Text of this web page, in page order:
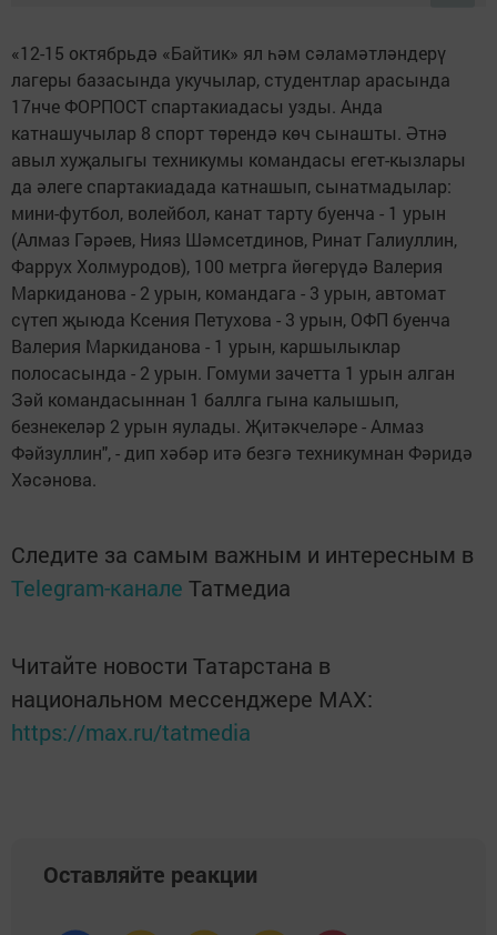
«12-15 октябрьдә «Байтик» ял һәм сәламәтләндерү
лагеры базасында укучылар, студентлар арасында
17нче ФОРПОСТ спартакиадасы узды. Анда
катнашучылар 8 спорт төрендә көч сынашты. Әтнә
авыл хуҗалыгы техникумы командасы егет-кызлары
да әлеге спартакиадада катнашып, сынатмадылар:
мини-футбол, волейбол, канат тарту буенча - 1 урын
(Алмаз Гәрәев, Нияз Шәмсетдинов, Ринат Галиуллин,
Фаррух Холмуродов), 100 метрга йөгерүдә Валерия
Маркиданова - 2 урын, командага - 3 урын, автомат
сүтеп җыюда Ксения Петухова - 3 урын, ОФП буенча
Валерия Маркиданова - 1 урын, каршылыклар
полосасында - 2 урын. Гомуми зачетта 1 урын алган
Зәй командасыннан 1 баллга гына калышып,
безнекеләр 2 урын яулады. Җитәкчеләре - Алмаз
Фәйзуллин", - дип хәбәр итә безгә техникумнан Фәридә
Хәсәнова.
Следите за самым важным и интересным в
Telegram-канале Татмедиа
Читайте новости Татарстана в
национальном мессенджере MАХ:
https://max.ru/tatmedia
Оставляйте реакции